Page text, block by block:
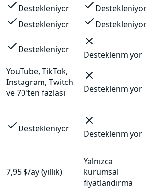
Destekleniyor
Destekleniyor
Destekleniyor
Destekleniyor
Destekleniyor
Desteklenmiyor
YouTube, TikTok,
Instagram, Twitch
ve 70'ten fazlası
Desteklenmiyor
Destekleniyor Desteklenmiyor
7,95 $/ay (yıllık)
Yalnızca
kurumsal
fiyatlandırma